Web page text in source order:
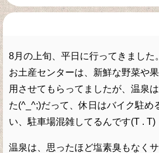
8月の上旬、平日に行ってきました。
お土産センターは、新鮮な野菜や
用させてもらってましたが、温泉
た(^_^;)だって、休日はバイク駐め
い、駐車場混雑してるんです(T . T)
温泉は、思ったほど塩素臭もなく